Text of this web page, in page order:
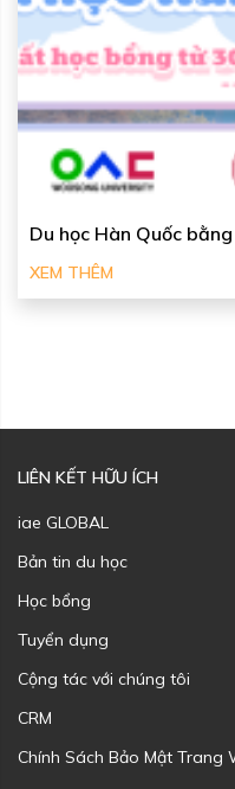
Du học Hàn Quốc
XEM THÊM
LIÊN KẾT HỮU ÍCH
iae GLOBAL
Bản tin du học
Học bổng
Tuyển dụng
Cộng tác với chúng tôi
CRM
Chính Sách Bảo Mật Trang